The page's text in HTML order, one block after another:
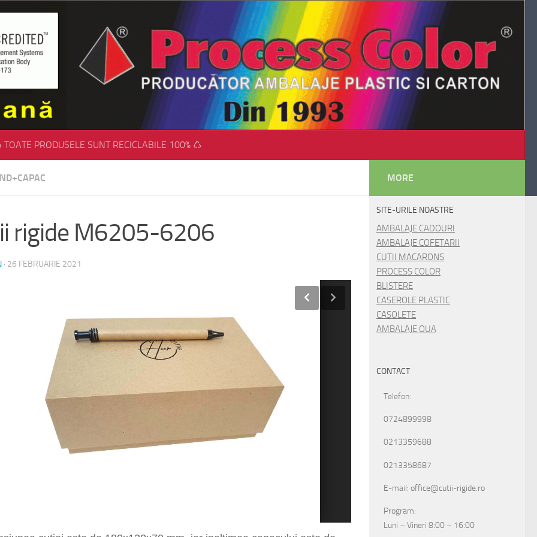
PRODUSELE SUNT RECICLABILE 100% ♺
rigide M6205-6206
· 26 FEBRUARIE 2021
MORE
SITE-URILE NOASTRE
AMBALAJE CADOURI
AMBALAJE COFETARII
CUTII MACARONS
PROCESS COLOR
BLISTERE
CASEROLE PLASTIC
CASOLETE
AMBALAJE OUA
CONTACT
Telefon:
0724899998
0213359688
0213358687
E-mail: office@cutii-rigide.ro
Program:
Luni – Vineri 8:00 – 16:00